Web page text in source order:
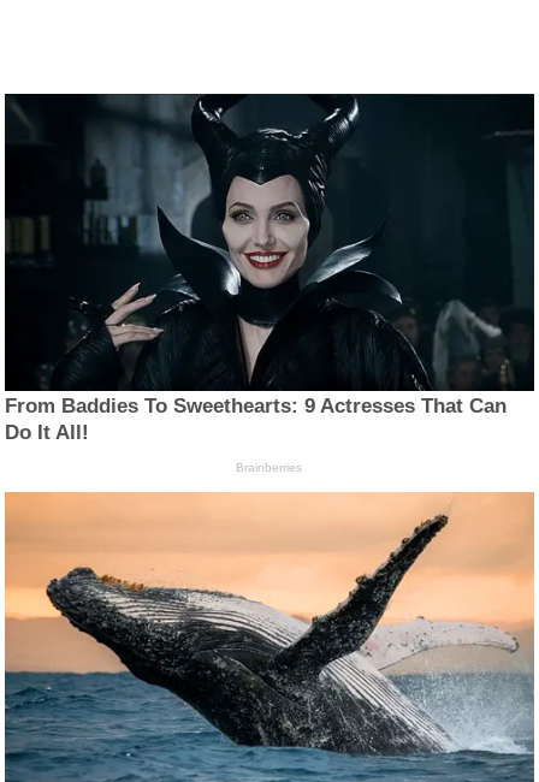
From Baddies To Sweethearts: 9 Actresses That Can
Do It All!
Brainberries